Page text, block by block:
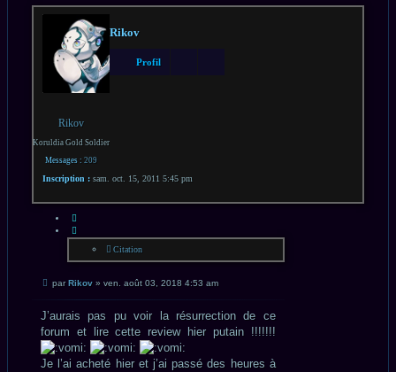
Rikov
Koruldia Gold Soldier
Messages : 209
Rikov
Profil
Inscription : sam. oct. 15, 2011 5:45 pm
Citation
Message
parRikov » ven. août 03, 2018 4:53 am
J’aurais pas pu voir la résurrection de ce
forum et lire cette review hier putain !!!!!!!
Je l’ai acheté hier et j’ai passé des heures à